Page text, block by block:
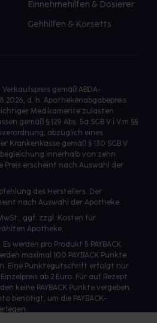
Einnehmehilfen & Dosierer
Gehhilfen & Korsetts
gemäß ABDA-
d. h. Apothekenabgabepreis
Medikamente zulasten
gemäß § 129 Abs. 5a SGB V i.V.m §§
abzüglich eines
Krankenkasse gemäß § 130 SGB V
innerhalb von zehn
Preis erscheint nach Auswahl der
des Herstellers. Der
nach Auswahl der Apotheke.
ggf. zzgl. Kosten für
Apotheke.
werden pro Produkt 5 PAYBACK
maximal 100 PAYBACK Punkte
Eine Punktegutschrift erfolgt nur
ab 2 Euro. Für auf Rezept
keine PAYBACK Punkte vergeben.
benötigt, um die PAYBACK-